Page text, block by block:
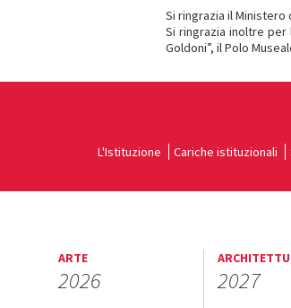
Si ringrazia il Ministero
Si ringrazia inoltre per
Goldoni”, il Polo
L'Istituzione Cariche istituzionali
ARTE
2026 2027